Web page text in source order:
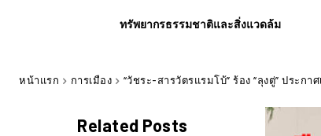
ทรัพยากรธรรมชาติและสิ่งแวดล้ม
หน้าแรก การเมือง “วัชระ-สารวัตรแรมโบ้” ร้อง “ลุงตู่” ประ
Related Posts